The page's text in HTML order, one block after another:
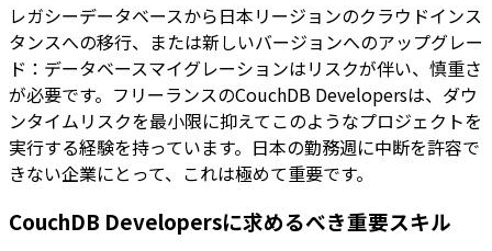
レガシーデータベースから日本リージョンのクラウドインス
タンスへの移行、または新しいバージョンへのアップグレー
ド：データベースマイグレーションはリスクが伴い、慎重さ
が必要です。フリーランスのCouchDB Developersは、ダウ
ンタイムリスクを最小限に抑えてこのようなプロジェクトを
実行する経験を持っています。日本の勤務週に中断を許容で
きない企業にとって、これは極めて重要です。
CouchDB Developersに求めるべき重要スキル